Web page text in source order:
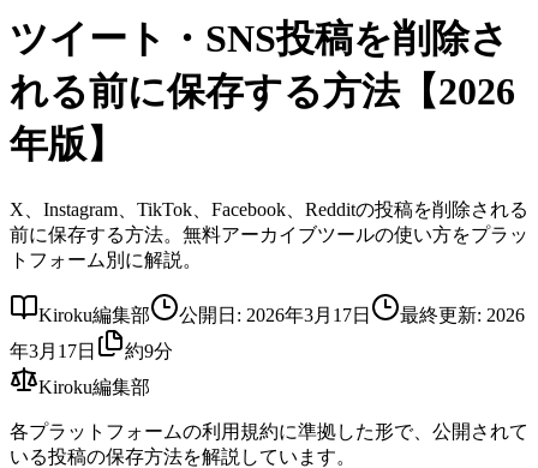
ツイート・SNS投稿を削除さ
れる前に保存する方法【2026
年版】
X、Instagram、TikTok、Facebook、Redditの投稿を削除される
前に保存する方法。無料アーカイブツールの使い方をプラッ
トフォーム別に解説。
Kiroku編集部 公開日 : 2026年3月17日 最終更新: 2026
年3月17日
約9分
Kiroku編集部
各プラットフォームの利用規約に準拠した形で、公開されて
いる投稿の保存方法を解説しています。